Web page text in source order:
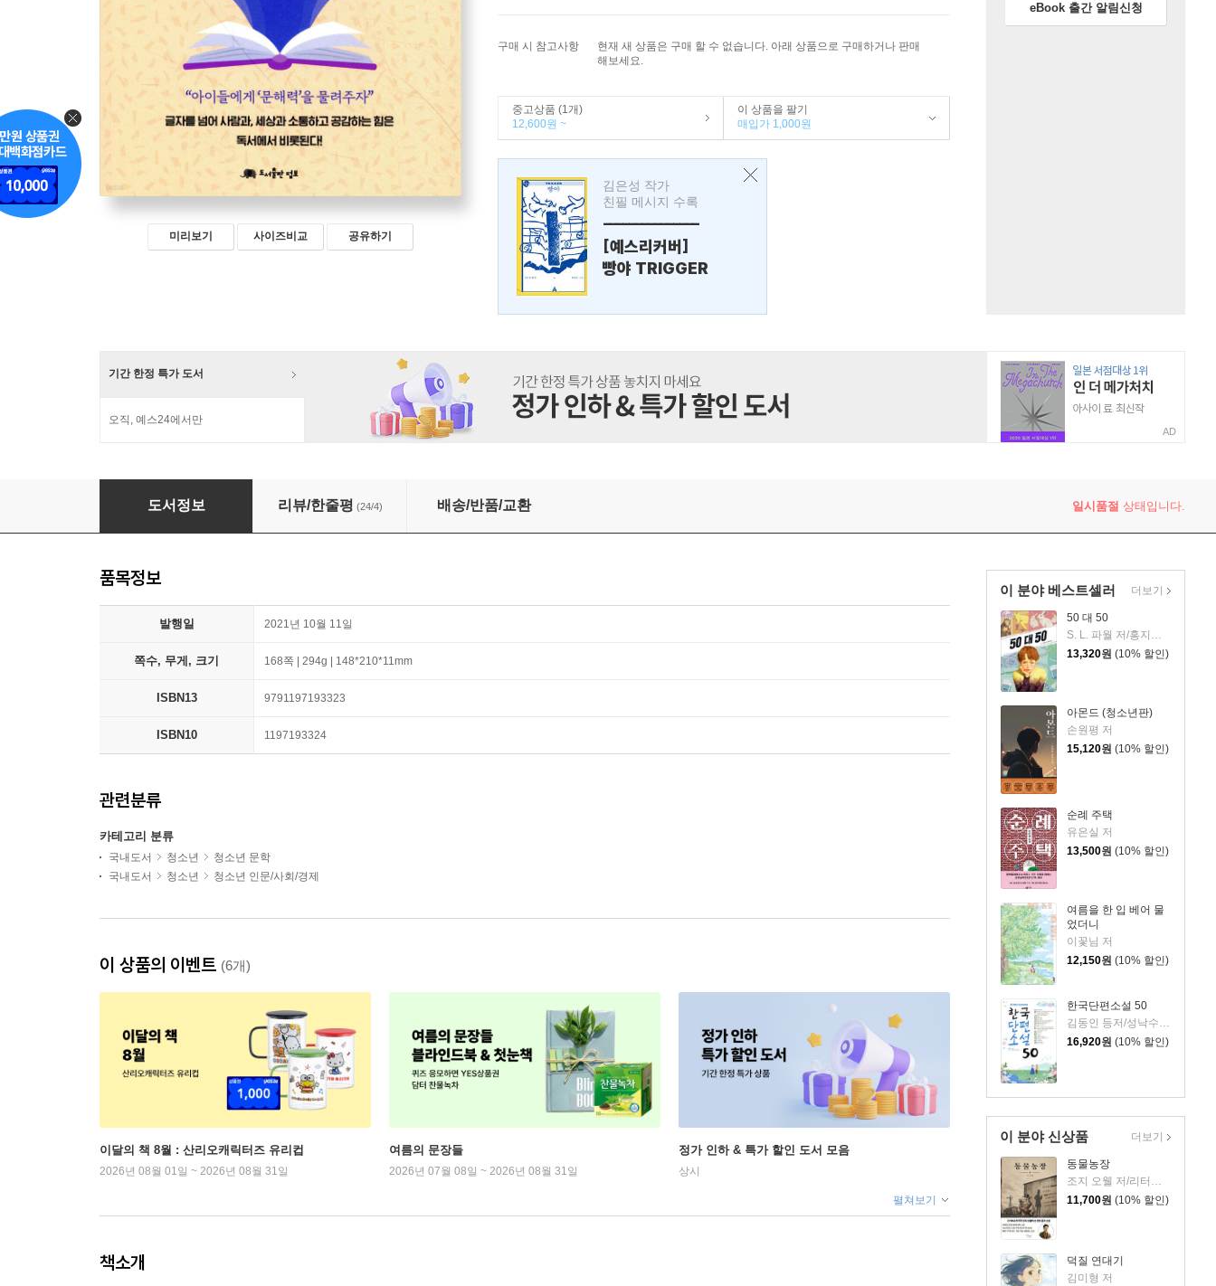
미리보기 사이즈비교 공유하기
구매 시 참고사항
현재 새 상품은 구매 할 수 없습니다. 아래 상품으로 구매하거나 판매
해보세요.
중고상품 (1개)
12,600원 ~
이 상품을 팔기
매입가 1,000원
김은성 작가
친필 메시지 수록
---------------
[예스리커버]
빵야 TRIGGER
eBook 출간 알림신청
기간 한정 특가 도서
오직, 예스24에서만
AD
중학생의 인생문장
도서정보 리뷰/한줄평 (24/4) 배송/반품/교환 일시품절 상태입니다.
이 분야 베스트셀러
50 대 50
S. L. 파월 저/홍지연 역
13,320원 (10% 할인)
아몬드 (청소년판)
손원평 저
15,120원 (10% 할인)
순례 주택
유은실 저
13,500원 (10% 할인)
여름을 한 입 베어 물
었더니
이꽃님 저
12,150원 (10% 할인)
한국단편소설 50
김동인 등저/성낙수,박찬영,김형주 공편
16,920원 (10% 할인)
더보기
이 분야 신상품
동물농장
조지 오웰 저/리터링크 역
11,700원 (10% 할인)
덕질 연대기
김미형 저
더보기
품목정보
발행일 2021년 10월 11일
쪽수, 무게, 크기 168쪽 | 294g | 148*210*11mm
ISBN13 9791197193323
ISBN10 1197193324
관련분류
카테고리 분류
국내도서 청소년
청소년 문학
국내도서
청소년 청소년 인문/사회/경제
이 상품의 이벤트 (6개)
이달의 책 8월 : 산리오캐릭터즈 유리컵
2026년 08월 01일 ~ 2026년 08월 31일
여름의 문장들
2026년 07월 08일 ~ 2026년 08월 31일
정가 인하 & 특가 할인 도서 모음
상시
펼쳐보기
책소개